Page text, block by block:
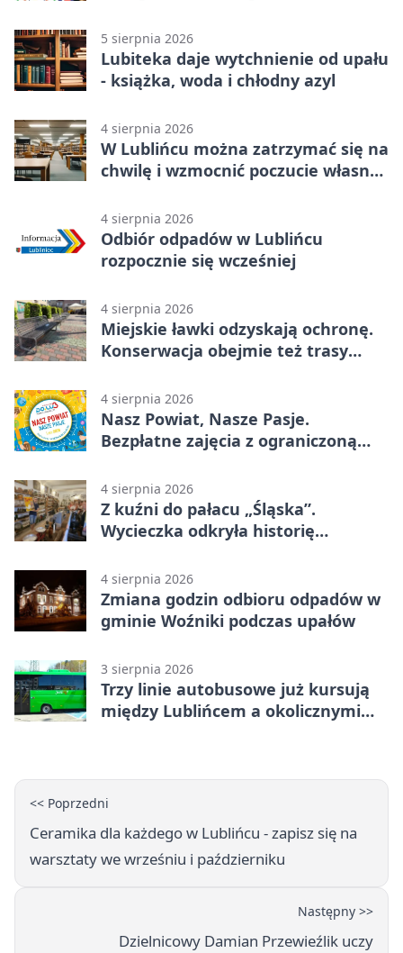
5 sierpnia 2026
Lubiteka daje wytchnienie od upału
- książka, woda i chłodny azyl
4 sierpnia 2026
W Lublińcu można zatrzymać się na
chwilę i wzmocnić poczucie własnej
4 sierpnia 2026
Odbiór odpadów w Lublińcu
rozpocznie się wcześniej
4 sierpnia 2026
Miejskie ławki odzyskają ochronę.
Konserwacja obejmie też trasy
4 sierpnia 2026
Nasz Powiat, Nasze Pasje.
Bezpłatne zajęcia z ograniczoną
4 sierpnia 2026
Z kuźni do pałacu „Śląska”.
Wycieczka odkryła historię
4 sierpnia 2026
Zmiana godzin odbioru odpadów w
gminie Woźniki podczas upałów
3 sierpnia 2026
Trzy linie autobusowe już kursują
między Lublińcem a okolicznymi
<< Poprzedni
Ceramika dla każdego w Lublińcu - zapisz się na
warsztaty we wrześniu i październiku
Następny >>
Dzielnicowy Damian Przewieźlik uczy